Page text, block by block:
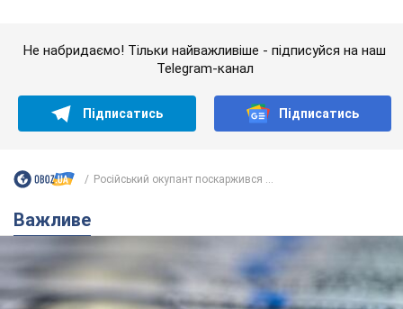
українцям розповіли, чого очікувати
найближчими днями
Яким буде курс валюти в обмінниках
Українцям обіцяють по 850 грн від